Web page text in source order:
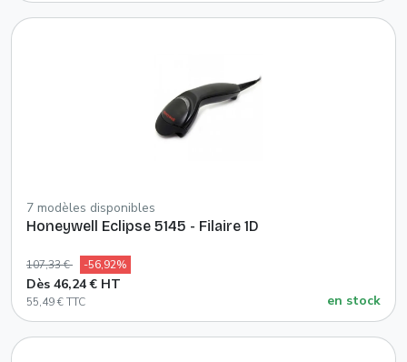
7 modèles disponibles
Honeywell Eclipse 5145 - Filaire 1D
107,33 € -56,92%
Dès 46,24 € HT
55,49 € TTC en stock